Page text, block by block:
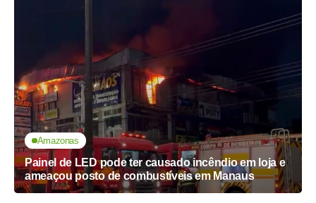
Amazonas
Painel de LED pode ter causado incêndio em loja e
ameaçou posto de combustíveis em Manaus